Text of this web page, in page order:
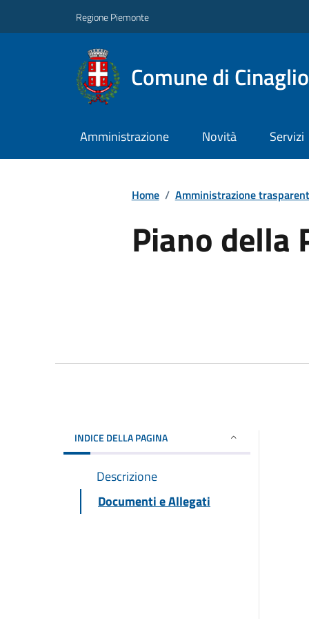
Regione Piemonte
Comune di Cinaglio
Amministrazione Novità Servizi
Home / Amministrazione
Piano della
INDICE DELLA PAGINA
Descrizione
Documenti e Allegati